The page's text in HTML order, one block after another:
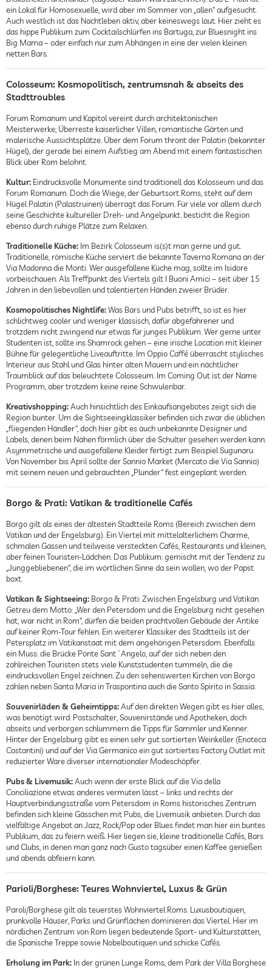
ein Lokal für Homosexuelle, wird aber im Sommer von „allen“ aufgesucht.
Auch westlich ist das Nachtleben aktiv, aber keineswegs laut. Hier zieht es
das hippe Publikum zum Cocktailschlürfen ins Bartuga, zur Bluesnight ins
Big Mama – oder einfach nur zum Abhängen in eine der vielen kleinen
netten Bars.
Colosseum: Kosmopolitisch, zentrumsnah & abseits des
Stadttroubles
Forum Romanum und Kapitol vereint durch architektonischen
Meisterwerke; Überreste kaiserlicher Villen, romantische Gärten und
malerische Aussichtsplätze. Über dem Forum thront der Palatin (bekannter
Hügel), der gerade bei einem Aufstieg am Abend mit einem fantastischen
Blick über Rom belohnt.
Kultur: Eindrucksvolle Monumente sind traditionell das Kolosseum und das
Forum Romanum. Doch die Wiege, der Geburtsort Roms, steht auf dem
Hügel Palatin (Palastruinen) überragt das Forum. Für viele vor allem durch
seine Geschichte kultureller Dreh- und Angelpunkt. besticht die Region
ebenso durch ruhige Plätze zum Relaxen.
Traditionelle Küche: Im Bezirk Colosseum is(s)t man gerne und gut.
Traditionelle, römische Küche serviert die bekannte Taverna Romana an der
Via Madonna die Monti. Wer ausgefallene Küche mag, sollte im Isidore
vorbeischauen. Als Treffpunkt des Viertels gilt I Buoni Amici – seit über 15
Jahren in den liebevollen und talentierten Händen zweier Brüder.
Kosmopolitisches Nightlife:Was Bars und Pubs betrifft, so ist es hier
schlichtweg cooler und weniger klassisch, dafür abgefahrener und
trotzdem nicht zwingend nur etwas für junges Publikum. Wer gerne unter
Studenten ist, sollte ins Shamrock gehen – eine irische Location mit kleiner
Bühne für gelegentliche Liveauftritte. Im Oppio Caffé überrascht stylisches
Interieur aus Stahl und Glas hinter alten Mauern und ein nächtlicher
Traumblick auf das beleuchtete Colosseum. Im Coming Out ist der Name
Programm, aber trotzdem keine reine Schwulenbar.
Kreativshopping:Auch hinsichtlich des Einkaufsangebotes zeigt sich die
Region bunter. Um die Sightseeingklassiker befinden sich zwar die üblichen
„fliegenden Händler“, doch hier gibt es auch unbekannte Designer und
Labels, denen beim Nähen förmlich über die Schulter gesehen werden kann.
Asymmetrische und ausgefallene Kleider fertigt zum Beispiel Sugunaru.
Von November bis April sollte der Sannio Market (Mercato die Via Sannio)
mit seinem neuen und gebrauchten „Plunder“ fest eingeplant werden.
Borgo & Prati: Vatikan & traditionelle Cafés
Borgo gilt als eines der ältesten Stadtteile Roms (Bereich zwischen dem
Vatikan und der Engelsburg). Ein Viertel mit mittelalterlichem Charme,
schmalen Gassen und teilweise versteckten Cafés, Restaurants und kleinen,
aber feinen Touristen-Lädchen. Das Publikum: gemischt mit der Tendenz zu
„Junggebliebenen“, die im wörtlichen Sinne da sein wollen, wo der Papst
boxt.
Vatikan & Sightseeing: Borgo & Prati: Zwischen Engelsburg und Vatikan.
Getreu dem Motto: „Wer den Petersdom und die Engelsburg nicht gesehen
hat, war nicht in Rom“, dürfen die beiden prachtvollen Gebäude der Antike
auf keiner Rom-Tour fehlen. Ein weiterer Klassiker des Stadtteils ist der
Petersplatz im Vatikanstaat mit dem angehörigen Petersdom. Ebenfalls
ein Muss: die Brücke Ponte Sant´Angelo, auf der sich neben den
zahlreichen Touristen stets viele Kunststudenten tummeln, die die
eindrucksvollen Engel zeichnen. Zu den sehenswerten Kirchen von Borgo
zählen neben Santa Maria in Traspontina auch die Santo Spirito in Sassia.
Souvenirläden & Geheimtipps:Auf den direkten Wegen gibt es hier alles,
was benötigt wird: Postschalter, Souvenirstände und Apotheken, doch
abseits und verborgen schlummern die Tipps für Sammler und Kenner:
Hinter der Engelsburg gibt es einen sehr gut sortierten Weinkeller (Enoteca
Costantini) und auf der Via Germanico ein gut sortiertes Factory Outlet mit
reduzierter Ware diverser internationaler Modeschöpfer.
Pubs & Livemusik:Auch wenn der erste Blick auf die Via della
Conciliazione etwas anderes vermuten lässt – links und rechts der
Hauptverbindungsstraße vom Petersdom in Roms historisches Zentrum
befinden sich kleine Gässchen mit Pubs, die Livemusik anbieten. Durch das
vielfältige Angebot an Jazz, Rock/Pop oder Blues findet man hier ein buntes
Publikum, das zu feiern weiß. Hier liegen sie, kleine traditionelle Cafés, Bars
und Clubs, in denen man ganz nach Gusto tagsüber einen Kaffee genießen
und abends abfeiern kann.
Parioli/Borghese: Teures Wohnviertel, Luxus & Grün
Paroli/Borghese gilt als teuerstes Wohnviertel Roms. Luxusboutiquen,
prunkvolle Häuser, Parks und Grünflächen dominieren das Viertel. Hier im
nördlichen Zentrum von Rom liegen bedeutende Sport- und Kulturstätten,
die Spanische Treppe sowie Nobelboutiquen und schicke Cafés.
Erholung im Park: In der grünen Lunge Roms, dem Park der Villa Borghese